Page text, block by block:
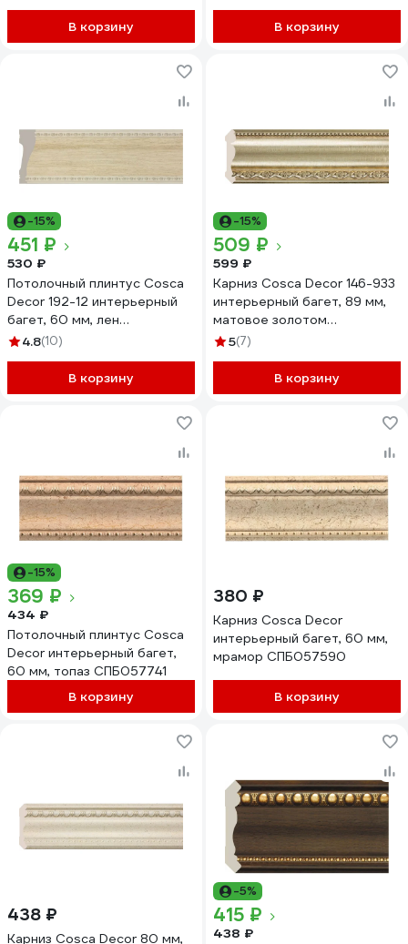
В корзину В корзину
-15%
451 ₽
530 ₽
Потолочный плинтус Cosca
Decor 192-12 интерьерный
багет, 60 мм, лен
СПБ019690
4.8(10)
В корзину
-15%
509 ₽
599 ₽
Карниз Cosca Decor 146-933
интерьерный багет, 89 мм,
матовое золотом
СПБ016575
5(7)
В корзину
-15%
369 ₽
434 ₽
Потолочный плинтус Cosca
Decor интерьерный багет,
60 мм, топаз СПБ057741
В корзину
380 ₽
Карниз Cosca Decor
интерьерный багет, 60 мм,
мрамор СПБ057590
В корзину
438 ₽
Карниз Cosca Decor 80 мм,
-5%
415 ₽
438 ₽